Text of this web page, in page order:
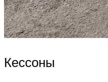
Кессоны